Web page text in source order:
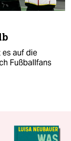
es auf die
Fußballfans